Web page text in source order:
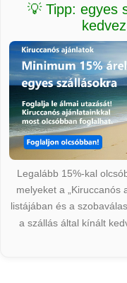
💡 Tipp: egyes
Legalább 15%-kal
melyeket a „Kiruccanós
listájában és a
a szállás által kínált